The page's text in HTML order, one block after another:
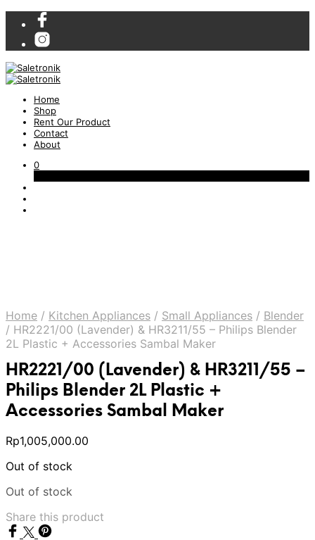
Home
Shop
Rent Our Product
Contact
About
0
Home / Kitchen Appliances / Small Appliances / Blender
/ HR2221/00 (Lavender) & HR3211/55 – Philips Blender
2L Plastic + Accessories Sambal Maker
HR2221/00 (Lavender) & HR3211/55 –
Philips Blender 2L Plastic +
Accessories Sambal Maker
Rp1,005,000.00
Out of stock
Out of stock
Share this product